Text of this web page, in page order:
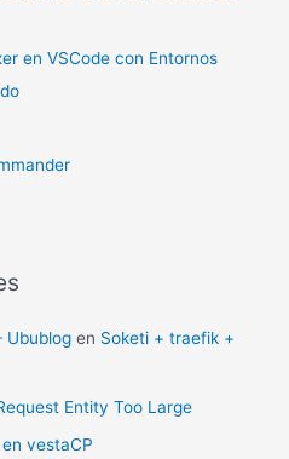
en VSCode con Entornos
Ubublog en Soketi + traefik +
Entity Too Large
vestaCP